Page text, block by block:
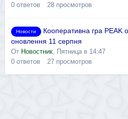
0 ответов 28 просмотров
Новости
Кооперативна гра PEAK
оновлення 11 серпня
От Новостник Пятница в 14:47
0 ответов 27 просмотров